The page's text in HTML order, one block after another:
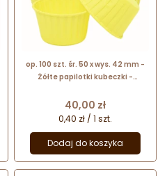
op. 100 szt. śr. 50 x wys. 42 mm -
Żółte papilotki kubeczki -
babeczek
Cena
40,00 zł
0,40 zł / 1 szt.
Dodaj do koszyka